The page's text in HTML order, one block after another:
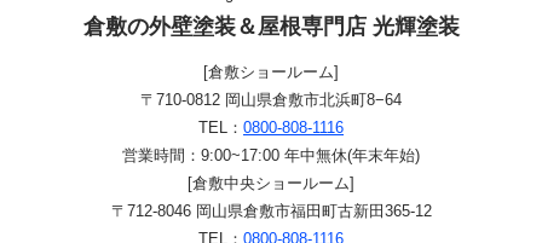
倉敷の外壁塗装＆屋根専門店 光輝塗装
[倉敷ショールーム]
〒710-0812 岡山県倉敷市北浜町8−64
TEL： 0800-808-1116
営業時間：9:00~17:00 年中無休(年末年始)
[倉敷中央ショールーム]
〒712-8046 岡山県倉敷市福田町古新田365-12
TEL： 0800-808-1116